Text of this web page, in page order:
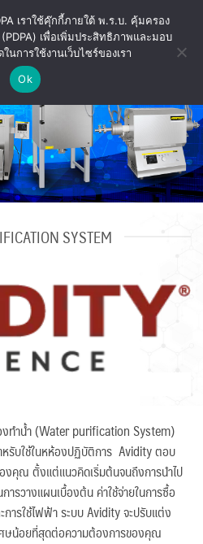
SYSTEM
งทำน้ำ (Water purification System)
รับใช้ในหห้องปฏิบัติการ Avidity ตอบ
งคุณ ตั้งแต่แนวคิดเริ่มต้นจนถึงการนำไป
ารวางแผนเบื้องต้น ค่าใช้จ่ายในการซื้อ
ารใช้ไฟฟ้า ระบบ Avidity จะปรับแต่ง
ศษน้อยที่สุดต่อความต้องการของคุณ
เราใช้คุ๊กกี้ภายใต้ พ.ร.บ. คุ้มครอง
เพื่อเพิ่มประสิทธิภาพและมอบ
การใช้งานเว็บไซร์ของเรา
Ok